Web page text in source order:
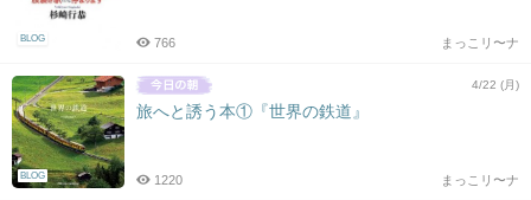
BLOG まっこリ〜ナ
766
BLOG
4/22 (月)
旅へと誘う本①『世界の鉄道』
まっこリ〜ナ
1220